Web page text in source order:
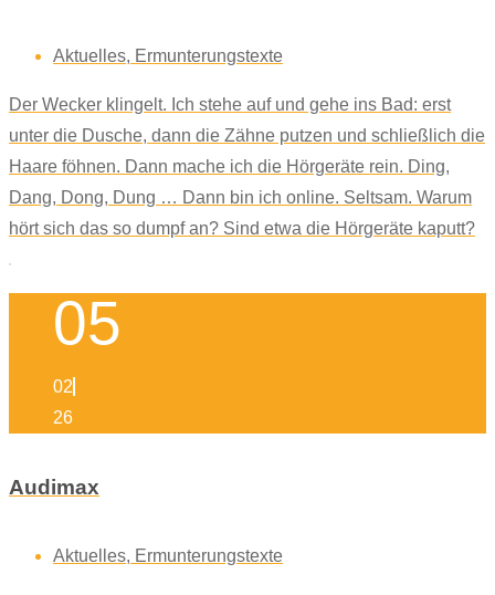
Aktuelles, Ermunterungstexte
Der Wecker klingelt. Ich stehe auf und gehe ins Bad: erst
unter die Dusche, dann die Zähne putzen und schließlich die
Haare föhnen. Dann mache ich die Hörgeräte rein. Ding,
Dang, Dong, Dung … Dann bin ich online. Seltsam. Warum
hört sich das so dumpf an? Sind etwa die Hörgeräte kaputt?
05
02
26
Audimax
Aktuelles, Ermunterungstexte